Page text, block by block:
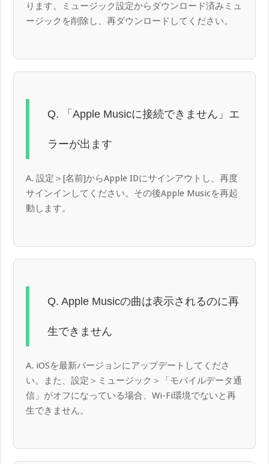
ります。ミュージック設定からダウンロード済みミュ
ージックを削除し、再ダウンロードしてください。
Q. 「Apple Musicに接続できません」エ
ラーが出ます
A. 設定＞[名前]からApple IDにサインアウトし、再度
サインインしてください。その後Apple Musicを再起
動します。
Q. Apple Musicの曲は表示されるのに再
生できません
A. iOSを最新バージョンにアップデートしてくださ
い。また、設定＞ミュージック＞「モバイルデータ通
信」がオフになっている場合、Wi-Fi環境でないと再
生できません。